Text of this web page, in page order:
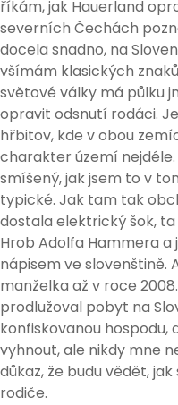
říkám, jak Hauerland
severních Čechách
docela snadno, na
všímám klasických
světové války má půlku
opravit odsnutí rodáci.
hřbitov, kde v obou
charakter území
smíšený, jak jsem to v
typické. Jak tam tak
dostala elektrický šok,
Hrob Adolfa Hammera a
nápisem ve slovenštině.
manželka až v roce
prodlužoval pobyt na
konfiskovanou hospodu,
vyhnout, ale nikdy mne
důkaz, že budu vědět,
rodiče.